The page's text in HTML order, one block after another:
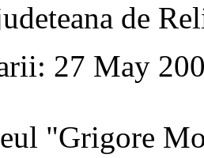
de
27 May
"Grigore